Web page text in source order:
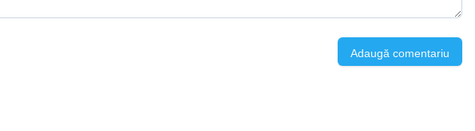
Adaugă comentariu